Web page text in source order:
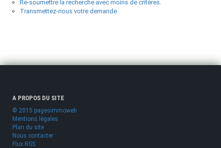
Re-soumettre la recherche avec moins de critères.
Transmettez-nous votre demande
A PROPOS DU SITE
© 2015 pagesimmoweb
Mentions légales
Plan du site
Nous contacter
Flux RSS